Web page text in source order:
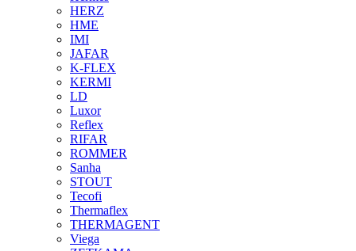
HERZ
HME
IMI
JAFAR
K-FLEX
KERMI
LD
Luxor
Reflex
RIFAR
ROMMER
Sanha
STOUT
Tecofi
Thermaflex
THERMAGENT
Viega